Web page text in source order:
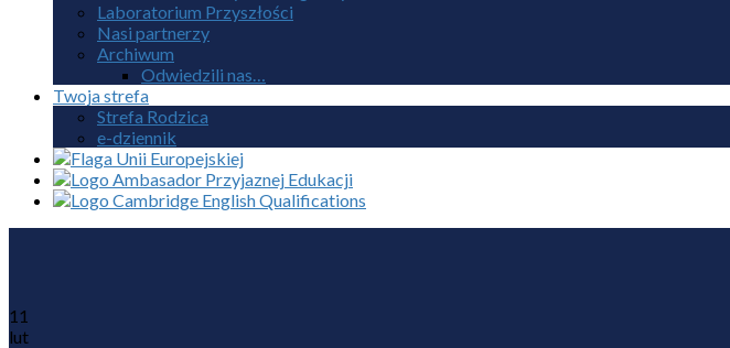
Laboratorium Przyszłości
Nasi partnerzy
Archiwum
Odwiedzili nas…
Twoja strefa
Strefa Rodzica
e-dziennik
11
lut